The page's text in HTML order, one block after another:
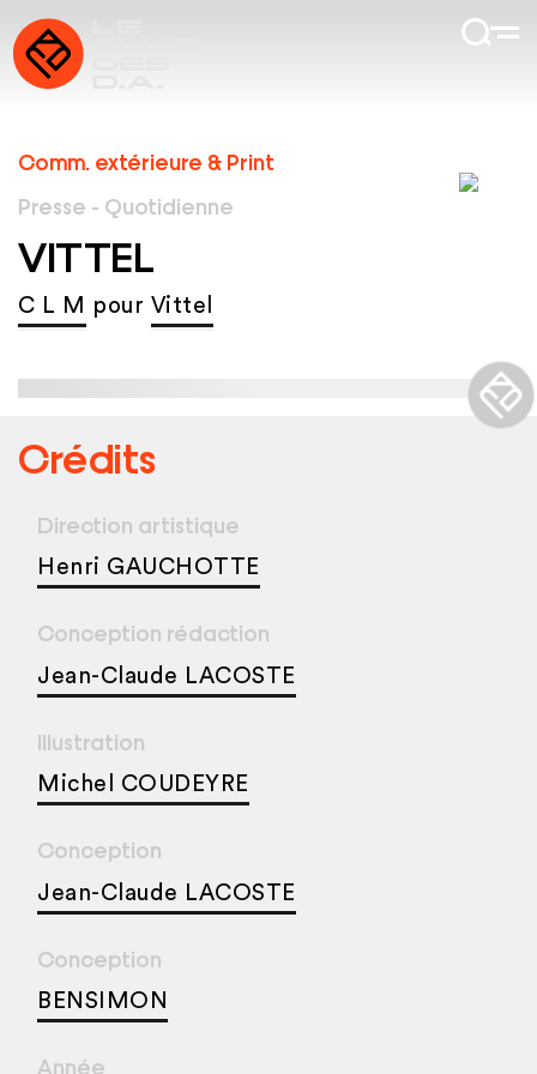
Comm. extérieure & Print
Presse - Quotidienne
VITTEL
C L M pour Vittel
Crédits
Direction artistique
Henri GAUCHOTTE
Conception rédaction
Jean-Claude LACOSTE
Illustration
Michel COUDEYRE
Conception
Jean-Claude LACOSTE
Conception
BENSIMON
Année